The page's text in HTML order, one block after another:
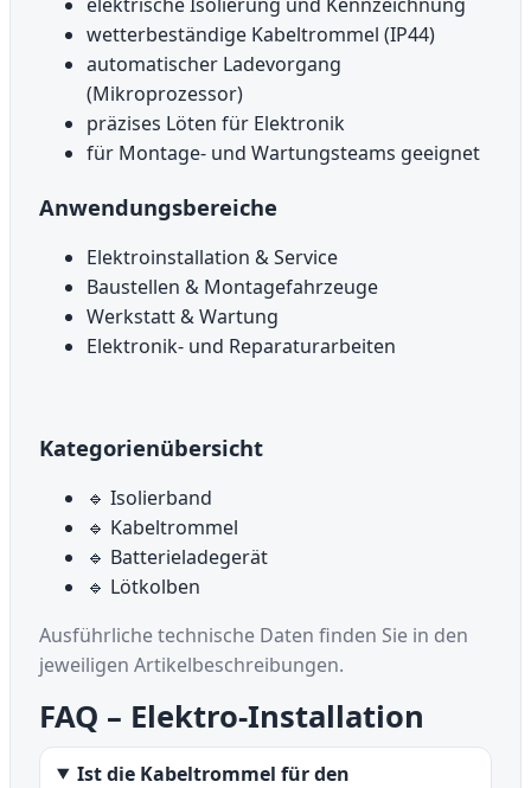
wetterbeständige Kabeltrommel (IP44)
automatischer Ladevorgang
(Mikroprozessor)
präzises Löten für Elektronik
für Montage- und Wartungsteams geeignet
Anwendungsbereiche
Elektroinstallation & Service
Baustellen & Montagefahrzeuge
Werkstatt & Wartung
Elektronik- und Reparaturarbeiten
Kategorienübersicht
🔹 Isolierband
🔹 Kabeltrommel
🔹 Batterieladegerät
🔹 Lötkolben
Ausführliche technische Daten finden Sie in den
jeweiligen Artikelbeschreibungen.
FAQ – Elektro-Installation
Ist die Kabeltrommel für den